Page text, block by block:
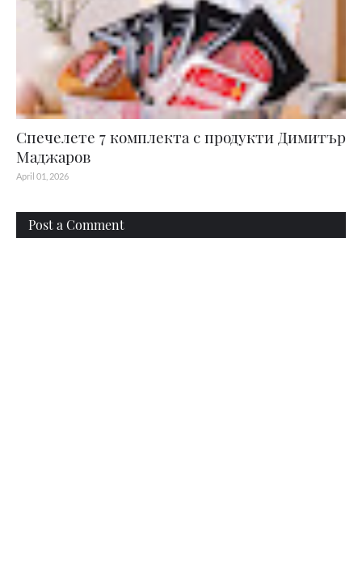
Спечелете 7 комплекта с продукти Димитър
Маджаров
April 01, 2026
Post a Comment